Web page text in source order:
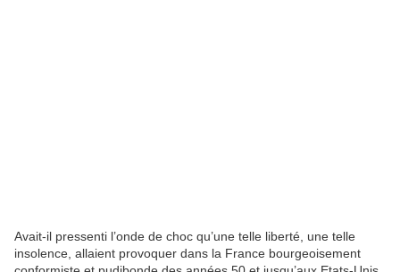
Avait-il pressenti l’onde de choc qu’une telle liberté, une telle
insolence, allaient provoquer dans la France bourgeoisement